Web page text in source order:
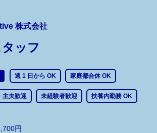
株式会社
ッフ
週 1 日から OK 家庭都合休 OK
主夫歓迎 未経験者歓迎 扶養内勤務 OK
円